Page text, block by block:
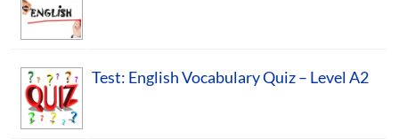
Test: English Vocabulary Quiz – Level A2